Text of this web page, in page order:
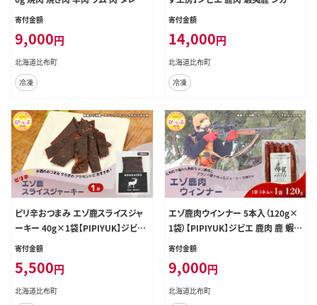
付け きしジン BBQ バーベキュー 北
寄付金額
9,000円
北海道比布町
冷凍
凍 惣菜 おかず 北海道 比布町 ぴっ
寄付金額
14,000円
北海道比布町
冷凍
ピリ辛おつまみ エゾ鹿スライスジャ
ーキー 40g×1袋【PIPIYUK】ジビエ
鹿肉 鹿 蝦夷鹿 シカ おやつ おつまみ
っぷ 1023-001
寄付金額
5,500円
北海道比布町
エゾ鹿肉ウインナー 5本入（120g×
1袋）【PIPIYUK】ジビエ 鹿肉 鹿 蝦夷
鹿 シカ おやつ おつまみ スパイシー
002
寄付金額
9,000円
北海道比布町